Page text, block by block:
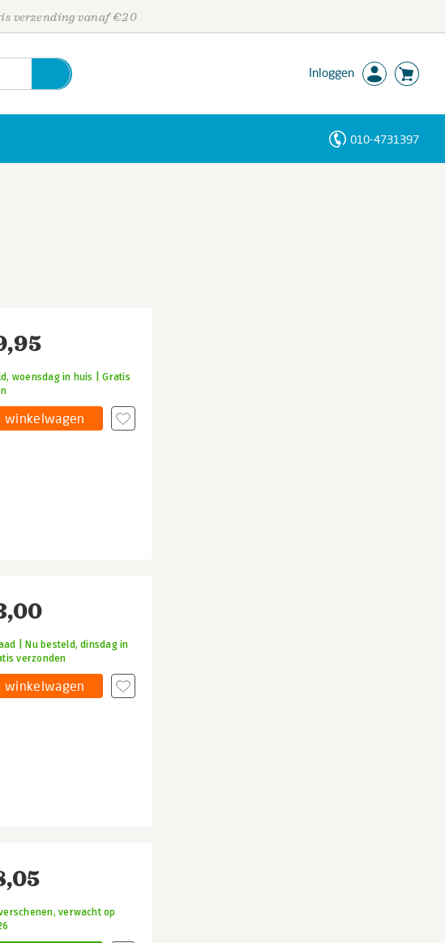
verzending vanaf €20
Inloggen
010-4731397
woensdag in huis | Gratis
winkelwagen
| Nu besteld, dinsdag in
verzonden
winkelwagen
verwacht op
Personen